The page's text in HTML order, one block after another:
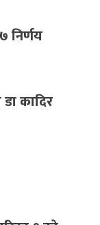
निर्णय
कादिर